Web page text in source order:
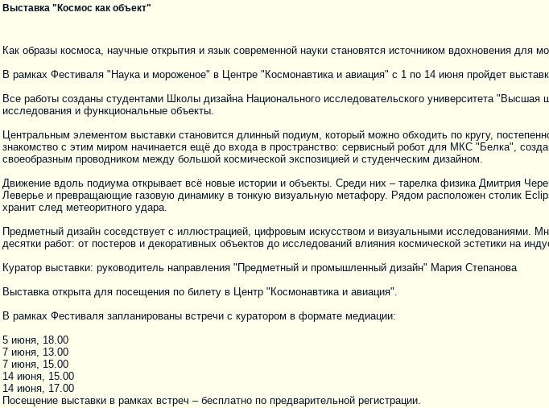
Выставка "Космос как объект"
Как образы космоса, научные открытия и язык современной науки становятся источником вдохновения для
В рамках Фестиваля "Наука и мороженое" в Центре "Космонавтика и авиация" с 1 по 14 июня пройдет
Все работы созданы студентами Школы дизайна Национального исследовательского университета
исследования и функциональные объекты.
Центральным элементом выставки становится длинный подиум, который можно обходить по кругу,
знакомство с этим миром начинается ещё до входа в пространство: сервисный робот для МКС "Белка",
своеобразным проводником между большой космической экспозицией и студенческим дизайном.
Движение вдоль подиума открывает всё новые истории и объекты. Среди них – тарелка физика Дмитрия
Леверье и превращающие газовую динамику в тонкую визуальную метафору. Рядом расположен столик
хранит след метеоритного удара.
Предметный дизайн соседствует с иллюстрацией, цифровым искусством и визуальными исследованиями.
десятки работ: от постеров и декоративных объектов до исследований влияния космической эстетики на
Куратор выставки: руководитель направления "Предметный и промышленный дизайн" Мария Степанова
Выставка открыта для посещения по билету в Центр "Космонавтика и авиация".
В рамках Фестиваля запланированы встречи с куратором в формате медиации:
5 июня, 18.00
7 июня, 13.00
7 июня, 15.00
14 июня, 15.00
14 июня, 17.00
Посещение выставки в рамках встреч – бесплатно по предварительной регистрации.